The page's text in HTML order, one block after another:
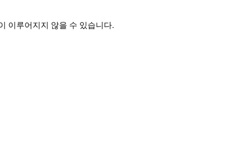
이루어지지 않을 수 있습니다.